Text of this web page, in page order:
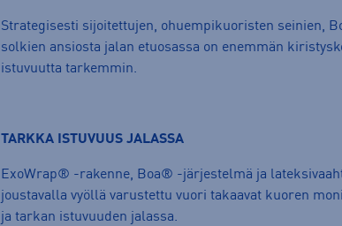
Strategisesti sijoitettujen, ohuempikuoristen seinien,
solkien ansiosta jalan etuosassa on enemmän
istuvuutta tarkemmin.
TARKKA ISTUVUUS JALASSA
ExoWrap® -rakenne, Boa® -järjestelmä ja
joustavalla vyöllä varustettu vuori takaavat kuoren
ja tarkan istuvuuden jalassa.